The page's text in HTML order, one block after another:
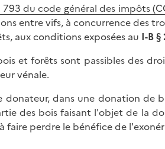
du code général des impôts
entre vifs, à concurrence des
aux conditions exposées au I-B §
et forêts sont passibles des
vénale.
donateur, dans une donation
des bois faisant l'objet de la
faire perdre le bénéfice de